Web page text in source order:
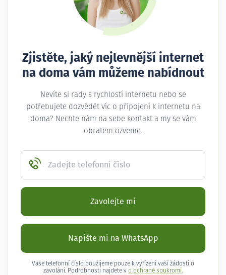
Zjistěte, jaký nejlevnější internet
na doma vám můžeme nabídnout
Nevíte si rady s rychlostí internetu nebo se
potřebujete dozvědět víc o připojení k internetu na
doma? Nechte nám na sebe kontakt a my se vám
obratem ozveme.
Zadejte telefonní číslo
Zavolejte mi
Napište mi na WhatsApp
Vaše telefonní číslo použijeme pouze k vyřízení vaší žádosti o
zavolání. Podrobnosti najdete v o ochraně soukromí .